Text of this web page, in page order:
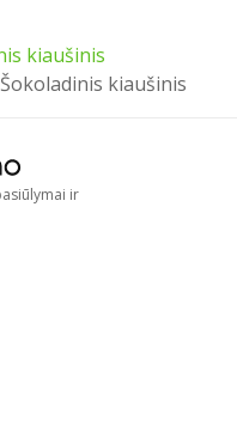
kiaušinis
kiaušinis
ir